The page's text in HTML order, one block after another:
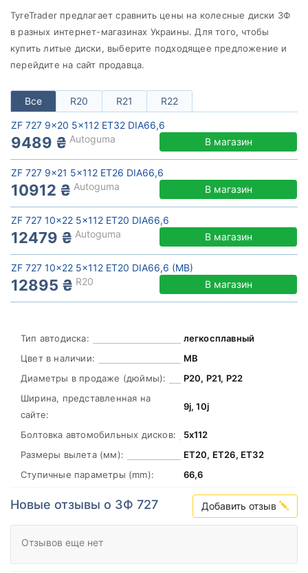
TyreTrader предлагает сравнить цены на колесные диски ЗФ
в разных интернет-магазинах Украины. Для того, чтобы
купить литые диски, выберите подходящее предложение и
перейдите на сайт продавца.
Все R20 R21 R22
ZF 727 9x20 5x112 ET32 DIA66,6
9489 ₴ Autoguma В магазин
ZF 727 9x21 5x112 ET26 DIA66,6
10912 ₴ Autoguma В магазин
ZF 727 10x22 5x112 ET20 DIA66,6
12479 ₴ Autoguma В магазин
ZF 727 10x22 5x112 ET20 DIA66,6 (MB)
12895 ₴ R20 В магазин
Тип автодиска:
легкосплавный
Цвет в наличии:
MB
Диаметры в продаже (дюймы):
Р20, Р21, Р22
Ширина, представленная на
сайте:
9j, 10j
Болтовка автомобильных дисков:
5х112
Размеры вылета (мм):
ЕТ20, ЕТ26, ЕТ32
Ступичные параметры (mm):
66,6
Новые отзывы о ЗФ 727 Добавить отзыв
Отзывов еще нет
от до
Все бренды
Тип диска
Сбросить Подобрать